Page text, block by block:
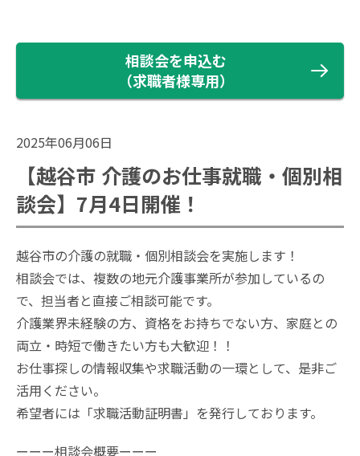
相談会を申込む
（求職者様専用）
2025年06月06日
【越谷市 介護のお仕事就職・個別相
談会】7月4日開催！
越谷市の介護の就職・個別相談会を実施します！
相談会では、複数の地元介護事業所が参加しているの
で、担当者と直接ご相談可能です。
介護業界未経験の方、資格をお持ちでない方、家庭との
両立・時短で働きたい方も大歓迎！！
お仕事探しの情報収集や求職活動の一環として、是非ご
活用ください。
希望者には「求職活動証明書」を発行しております。
ーーー相談会概要ーーー